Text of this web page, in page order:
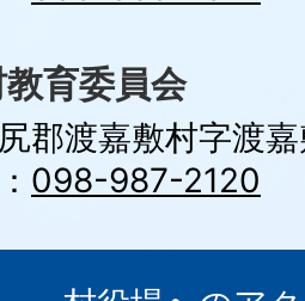
育委員会
郡渡嘉敷村字渡
098-987-2120